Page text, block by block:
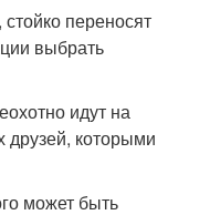
переносят
выбрать
идут на
друзей, которыми
может быть